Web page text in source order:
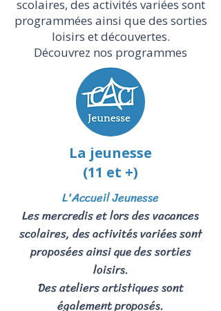
scolaires, des activités variées sont
programmées ainsi que des sorties
loisirs et découvertes.
Découvrez nos programmes
La jeunesse
(11 et +)
L'Accueil Jeunesse
Les mercredis et lors des vacances
scolaires, des activités variées sont
proposées ainsi que des sorties
loisirs.
Des ateliers artistiques sont
également proposés.